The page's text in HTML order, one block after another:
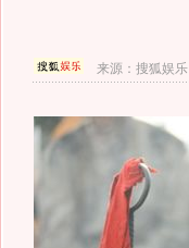
来源：搜狐娱乐